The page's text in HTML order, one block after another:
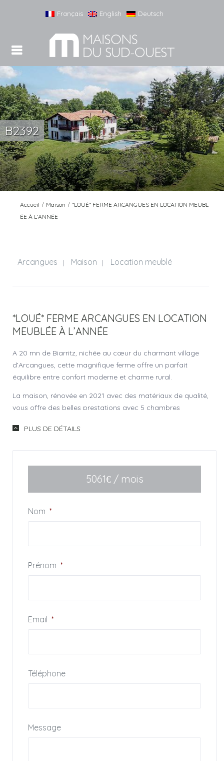
Français English Deutsch
B2392
Accueil Maison
*LOUÉ* FERME ARCANGUES EN LOCATION MEUBL
ÉE À L’ANNÉE
Arcangues | Maison | Location meublé
*LOUÉ* FERME ARCANGUES EN LOCATION
MEUBLÉE À L’ANNÉE
A 20 mn de Biarritz, nichée au cœur du charmant village
d’Arcangues, cette magnifique ferme offre un parfait
équilibre entre confort moderne et charme rural.
La maison, rénovée en 2021 avec des matériaux de qualité,
vous offre des belles prestations avec 5 chambres
Décoration soignée.
Grand jardin arboré avec de nombreux arbres fruitiers
Terrasse aménagée. Plancha et barbecue
En rez de chaussée :
Arrière cuisine
1er étage :
Chambre (3) : lit double 160, salle de bains (baignoire, wc)
Grand balcon
Le chauffage de la maison est assuré par des pompes à
Diagnostics immobiliers en cours
PLUS DE DÉTAILS
5061€/ mois
Nom *
Prénom *
Email *
Téléphone
Message